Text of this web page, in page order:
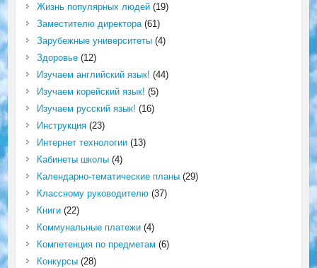
Жизнь популярных людей(19)
Заместителю директора(61)
Зарубежные университеты(4)
Здоровье(12)
Изучаем английский язык! (44)
Изучаем корейский язык! (5)
Изучаем русский язык! (16)
Инструкция(23)
Интернет технологии(13)
Кабинеты школы(4)
Календарно-тематические планы(29)
Классному руководителю(37)
Книги(22)
Коммунальные платежи(4)
Компетенция по предметам (6)
Конкурсы(28)